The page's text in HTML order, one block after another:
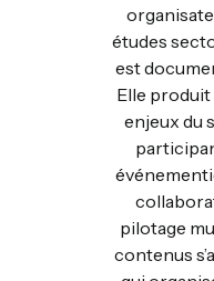
études
est
Elle
enjeux du
pilotage
contenus